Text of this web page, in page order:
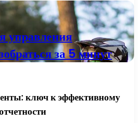
управления
за 5 минут
ключ к эффективному